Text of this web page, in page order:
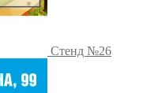
Стенд №26